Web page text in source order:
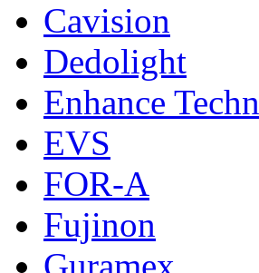
Cavision
Dedolight
Enhance
EVS
FOR-A
Fujinon